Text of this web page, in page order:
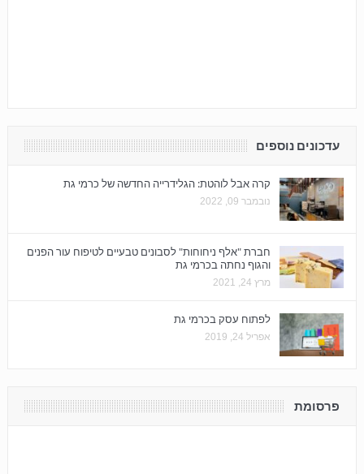
עדכונים נוספים
קרה אבל לוהטת: הגלידרייה החדשה של כרמי גת
נובמבר 09, 2022
חברת "אלף ניחוחות" לסבונים טבעיים לטיפוח עור הפנים
והגוף נחתה בכרמי גת
מרץ 24, 2021
לפתוח עסק בכרמי גת
אפריל 24, 2019
פרסומת